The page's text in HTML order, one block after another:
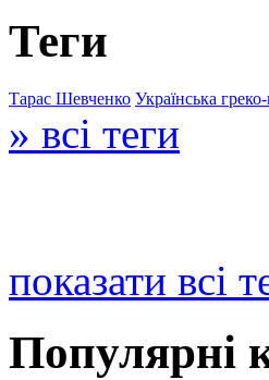
Теги
Тарас Шевченко Українська
» всі теги
показати всі
Популярні